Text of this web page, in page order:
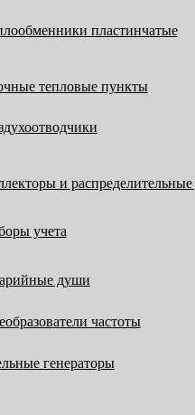
пластинчатые
тепловые пункты
и
учета
души
частоты
генераторы